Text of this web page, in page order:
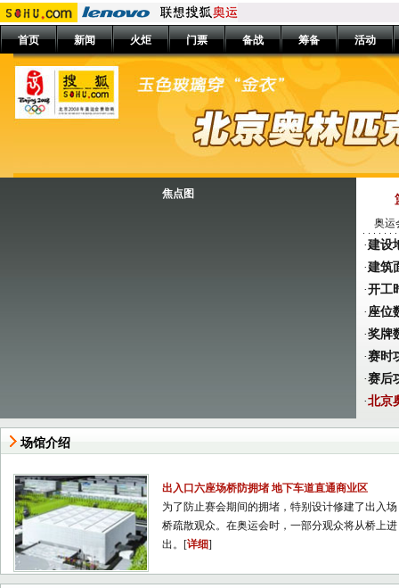
首页 新闻 火炬 门票 备战 筹备 活动
焦点图
奥运
·建设
·建筑
·开工
· 座位
·奖牌
·赛时
·赛后
·北京
场馆介绍
出入口六座场桥防拥堵 地下车道直通商业区
为了防止赛会期间的拥堵，特别设计修建了出入场
桥疏散观众。在奥运会时，一部分观众将从桥上进
出。[详细]